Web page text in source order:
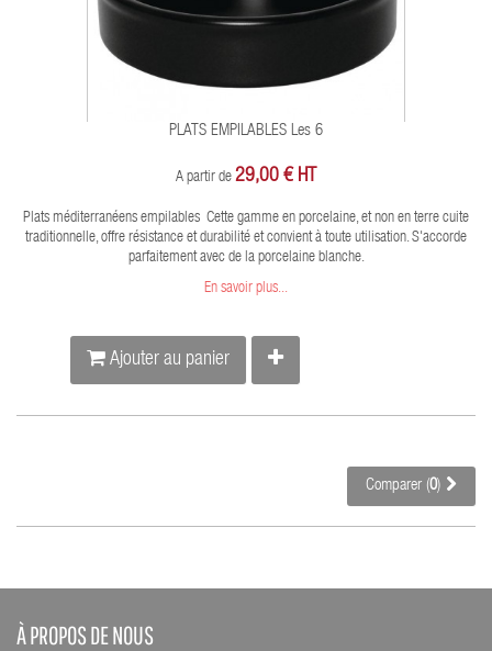
PLATS EMPILABLES Les 6
A partir de 29,00 € HT
Plats méditerranéens empilables Cette gamme en porcelaine, et non en terre cuite
traditionnelle, offre résistance et durabilité et convient à toute utilisation. S'accorde
parfaitement avec de la porcelaine blanche.
En savoir plus...
Ajouter au panier
Comparer (0)
À PROPOS DE NOUS